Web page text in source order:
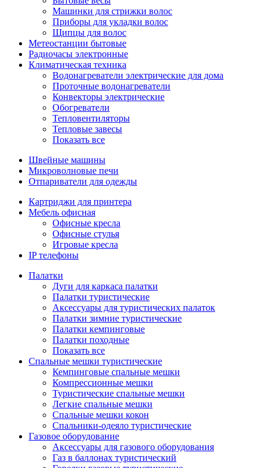
Машинки для стрижки волос
Приборы для укладки волос
Щипцы для волос
Метеостанции бытовые
Радиочасы электронные
Климатическая техника
Водонагреватели электрические для дома
Проточные водонагреватели
Конвекторы электрические
Обогреватели
Тепловентиляторы
Тепловые завесы
Показать все
Швейные машины
Микроволновые печи
Отпариватели для одежды
Картриджи для принтера
Мебель офисная
Офисные кресла
Офисные стулья
Игровые кресла
IP телефоны
Палатки
Дуги для каркаса палатки
Палатки туристические
Аксессуары для туристических палаток
Палатки зимние туристические
Палатки кемпинговые
Палатки походные
Показать все
Спальные мешки туристические
Кемпинговые спальные мешки
Компрессионные мешки
Туристические спальные мешки
Легкие спальные мешки
Спальные мешки кокон
Спальники-одеяло туристические
Газовое оборудование
Аксессуары для газового оборудования
Газ в баллонах туристический